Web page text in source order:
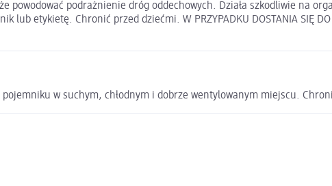
powodować podrażnienie dróg oddechowych. Działa szkodliwie na
lub etykietę. Chronić przed dziećmi. W PRZYPADKU DOSTANIA SIĘ
w suchym, chłodnym i dobrze wentylowanym miejscu.